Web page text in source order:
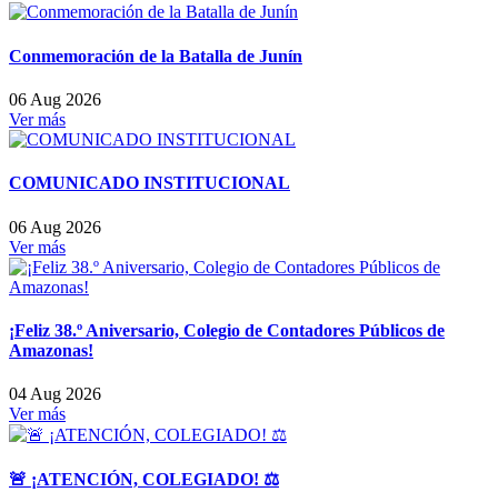
Conmemoración de la Batalla de Junín
06 Aug 2026
Ver más
COMUNICADO INSTITUCIONAL
06 Aug 2026
Ver más
¡Feliz 38.º Aniversario, Colegio de Contadores Públicos de
Amazonas!
04 Aug 2026
Ver más
🚨 ¡ATENCIÓN, COLEGIADO! ⚖️